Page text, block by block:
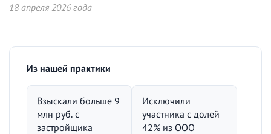
18 апреля 2026 года
Из нашей практики
Взыскали больше 9
млн руб. с
застройщика
Исключили
участника с долей
42% из ООО